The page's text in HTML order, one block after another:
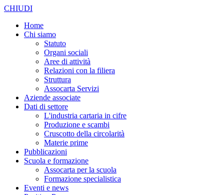
CHIUDI
Home
Chi siamo
Statuto
Organi sociali
Aree di attività
Relazioni con la filiera
Struttura
Assocarta Servizi
Aziende associate
Dati di settore
L'industria cartaria in cifre
Produzione e scambi
Cruscotto della circolarità
Materie prime
Pubblicazioni
Scuola e formazione
Assocarta per la scuola
Formazione specialistica
Eventi e news